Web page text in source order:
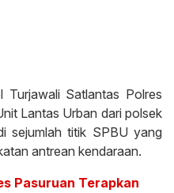
Turjawali Satlantas Polres
Lantas Urban dari polsek
sejumlah titik SPBU yang
antrean kendaraan.
Pasuruan Terapkan